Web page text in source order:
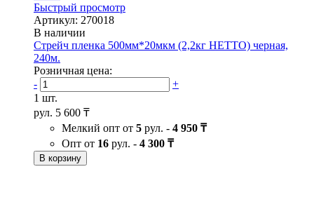
Быстрый просмотр
Артикул: 270018
В наличии
Стрейч пленка 500мм*20мкм (2,2кг НЕТТО) черная,
240м.
Розничная цена:
-
+
1 шт.
рул. 5 600 ₸
Мелкий опт от 5 рул. - 4 950 ₸
Опт от 16 рул. - 4 300 ₸
В корзину